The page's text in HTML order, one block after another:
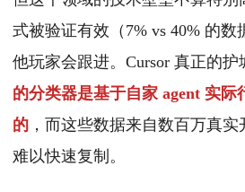
式被验证有效（7% vs 40% 的
他玩家会跟进。Cursor 真正的护
的分类器是基于自家 agent 实际
的 ，而这些数据来自数百万真
难以快速复制。